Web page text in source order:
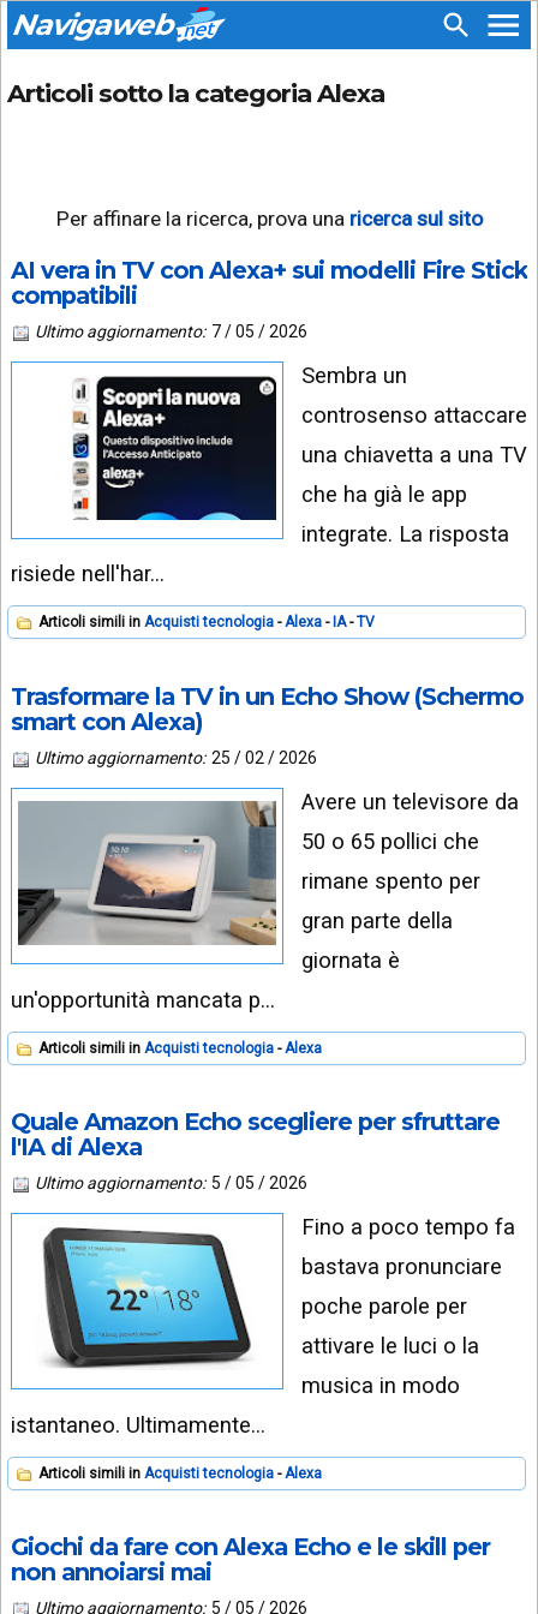
Navigaweb
HOME
CHIEDI
CONTATTA
PIÙ
LETTI
ARCHIVIO
VIDEO
ARGOMENTI:
ANDROID
APPS
TECNOLOGIA
STRUMENTI
WEB
SEGUICI
TELEGRAM
TIKTOK
FACEBOOK
YOUTUBE
INSTAGRAM
NEWS
Articoli sotto la categoria Alexa
Per affinare la ricerca, prova una ricerca sul sito
AI vera in TV con Alexa+ sui modelli Fire Stick
compatibili
Ultimo aggiornamento: 7 / 05 / 2026
Sembra un
controsenso attaccare
una chiavetta a una TV
che ha già le app
integrate. La risposta
risiede nell'har…
Articoli simili in Acquisti tecnologia Alexa IA TV
Trasformare la TV in un Echo Show (Schermo
smart con Alexa)
Ultimo aggiornamento: 25 / 02 / 2026
Avere un televisore da
50 o 65 pollici che
rimane spento per
gran parte della
giornata è
un'opportunità mancata p…
Articoli simili in Acquisti tecnologia Alexa
Quale Amazon Echo scegliere per sfruttare
l'IA di Alexa
Ultimo aggiornamento: 5 / 05 / 2026
Fino a poco tempo fa
bastava pronunciare
poche parole per
attivare le luci o la
musica in modo
istantaneo. Ultimamente…
Articoli simili in Acquisti tecnologia Alexa
Giochi da fare con Alexa Echo e le skill per
non annoiarsi mai
Ultimo aggiornamento: 5 / 05 / 2026